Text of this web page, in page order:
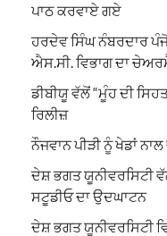
ਪਾਠ ਕਰਵਾਏ ਗਏ
ਹਰਦੇਵ ਸਿੰਘ ਨੰਬਰਦਾਰ
ਐਸ.ਸੀ. ਵਿਭਾਗ ਦਾ
ਡੀਬੀਯੂ ਵੱਲੋਂ “ਮੂੰਹ ਦੀ
ਰਿਲੀਜ਼
ਨੌਜਵਾਨ ਪੀੜੀ ਨੂੰ ਖੇਡਾਂ
ਦੇਸ਼ ਭਗਤ ਯੂਨੀਵਰਸਿਟੀ
ਸਟੂਡੀਓ ਦਾ ਉਦਘਾਟਨ
ਦੇਸ਼ ਭਗਤ ਯੂਨੀਵਰਸਿਟੀ